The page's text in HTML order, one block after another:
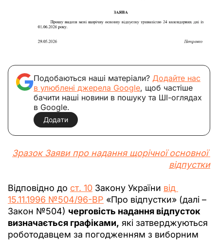
Подобаються наші матеріали? Додайте нас
в улюблені джерела Google, щоб частіше
бачити наші новини в пошуку та ШІ-оглядах
в Google.
Додати
Зразок Заяви про надання щорічної основної
відпустки
Відповідно до ст. 10 Закону України від
15.11.1996 №504/96-ВР «Про відпустки» (далі –
Закон №504) черговість надання відпусток
визначається графіками, які затверджуються
роботодавцем за погодженням з виборним